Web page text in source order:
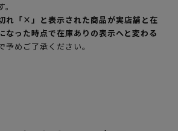
れ「×」と表示された商品が実店舗と在
なった時点で在庫ありの表示へと変わる
予めご了承ください。